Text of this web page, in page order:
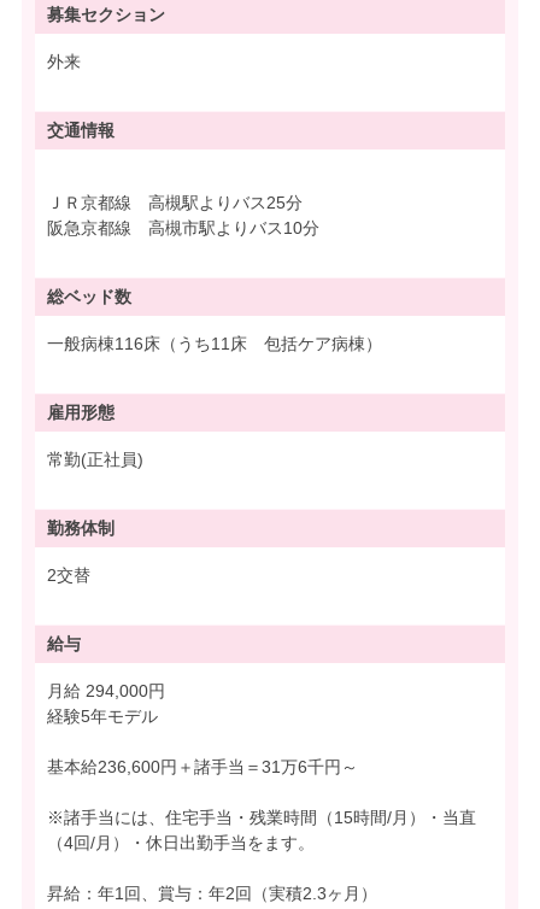
募集セクション
外来
交通情報
ＪＲ京都線 高槻駅よりバス25分
阪急京都線 高槻市駅よりバス10分
総ベッド数
一般病棟116床（うち11床 包括ケア病棟）
雇用形態
常勤(正社員)
勤務体制
2交替
給与
月給 294,000円
経験5年モデル
基本給236,600円＋諸手当＝31万6千円～
※諸手当には、住宅手当・残業時間（15時間/月）・当直
（4回/月）・休日出勤手当をます。
昇給：年1回、賞与：年2回（実積2.3ヶ月）